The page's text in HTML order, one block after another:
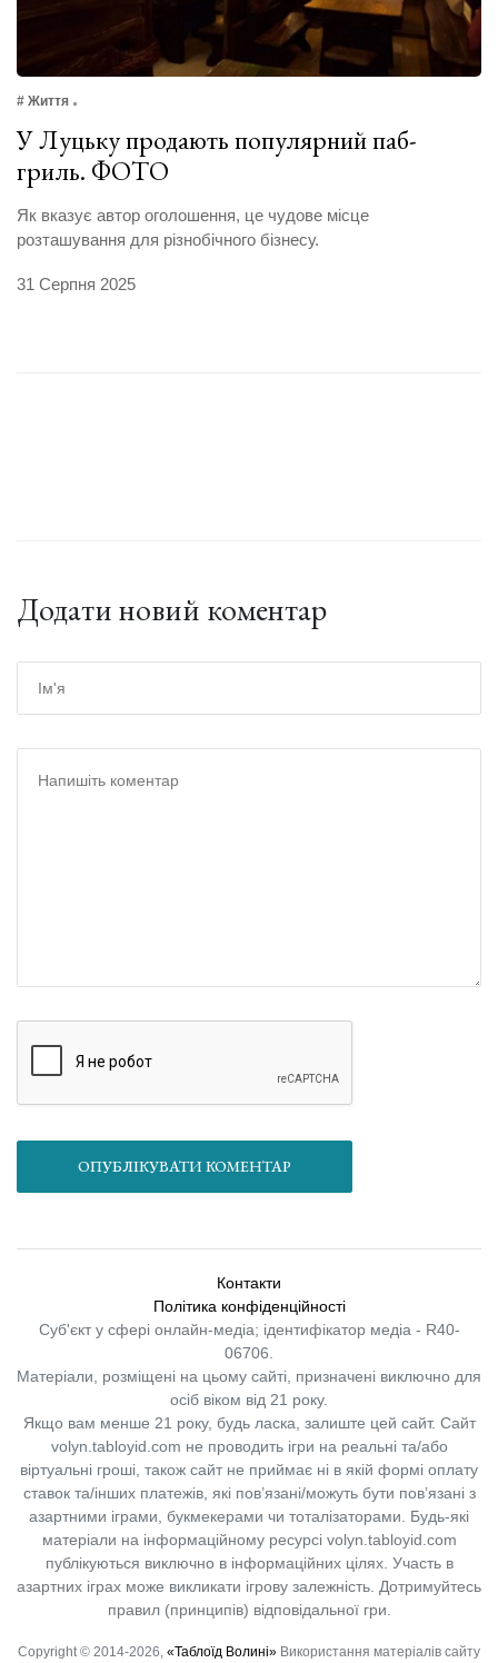
# Життя
У Луцьку продають популярний паб-
гриль. ФОТО
Як вказує автор оголошення, це чудове місце
розташування для різнобічного бізнесу.
31 Серпня 2025
Додати новий коментар
ОПУБЛІКУВАТИ КОМЕНТАР
Контакти
Політика конфіденційності
Суб'єкт у сфері онлайн-медіа; ідентифікатор медіа - R40-
06706.
Матеріали, розміщені на цьому сайті, призначені виключно для
осіб віком від 21 року.
Якщо вам менше 21 року, будь ласка, залиште цей сайт. Сайт
volyn.tabloyid.com не проводить ігри на реальні та/або
віртуальні гроші, також сайт не приймає ні в якій формі оплату
ставок та/інших платежів, які пов’язані/можуть бути пов’язані з
азартними іграми, букмекерами чи тоталізаторами. Будь-які
матеріали на інформаційному ресурсі volyn.tabloyid.com
публікуються виключно в інформаційних цілях. Участь в
азартних іграх може викликати ігрову залежність. Дотримуйтесь
правил (принципів) відповідальної гри.
Copyright © 2014-2026, «Таблоїд Волині» Використання матеріалів сайту